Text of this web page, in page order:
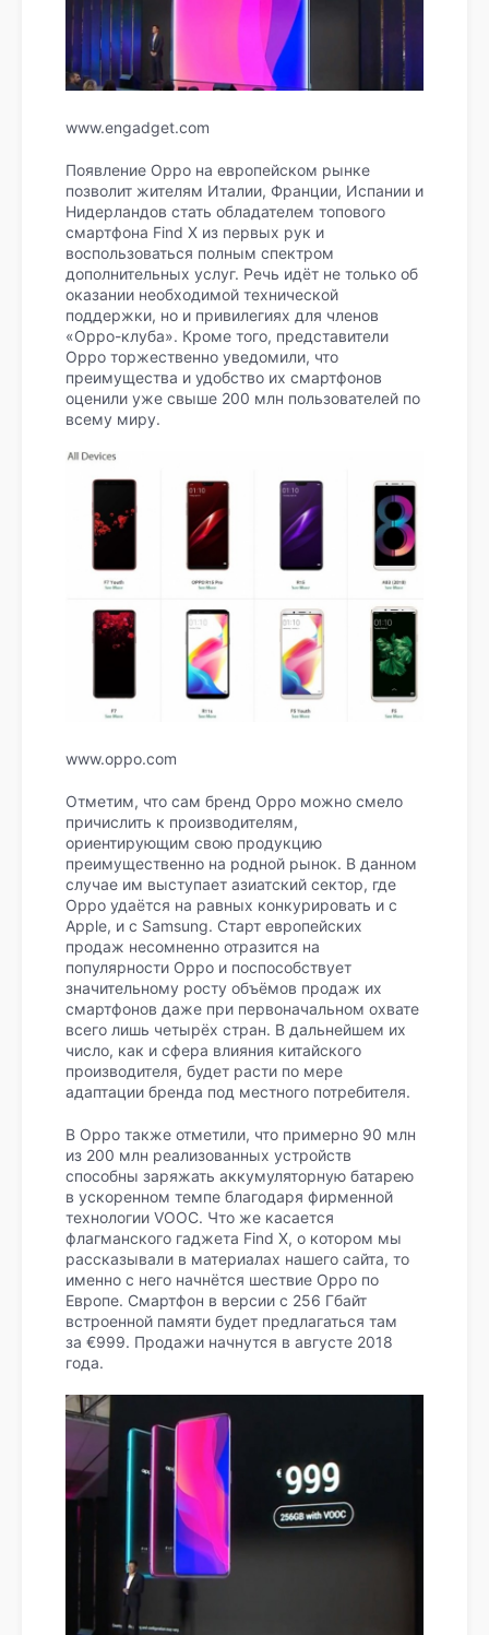
www.engadget.com
Появление Oppo на европейском рынке
позволит жителям Италии, Франции, Испании и
Нидерландов стать обладателем топового
смартфона Find X из первых рук и
воспользоваться полным спектром
дополнительных услуг. Речь идёт не только об
оказании необходимой технической
поддержки, но и привилегиях для членов
«Oppo-клуба». Кроме того, представители
Oppo торжественно уведомили, что
преимущества и удобство их смартфонов
оценили уже свыше 200 млн пользователей по
всему миру.
www.oppo.com
Отметим, что сам бренд Oppo можно смело
причислить к производителям,
ориентирующим свою продукцию
преимущественно на родной рынок. В данном
случае им выступает азиатский сектор, где
Oppo удаётся на равных конкурировать и с
Apple, и с Samsung. Старт европейских
продаж несомненно отразится на
популярности Oppo и поспособствует
значительному росту объёмов продаж их
смартфонов даже при первоначальном охвате
всего лишь четырёх стран. В дальнейшем их
число, как и сфера влияния китайского
производителя, будет расти по мере
адаптации бренда под местного потребителя.
В Oppo также отметили, что примерно 90 млн
из 200 млн реализованных устройств
способны заряжать аккумуляторную батарею
в ускоренном темпе благодаря фирменной
технологии VOOC. Что же касается
флагманского гаджета Find X, о котором мы
рассказывали в материалах нашего сайта, то
именно с него начнётся шествие Oppo по
Европе. Смартфон в версии с 256 Гбайт
встроенной памяти будет предлагаться там
за €999. Продажи начнутся в августе 2018
года.